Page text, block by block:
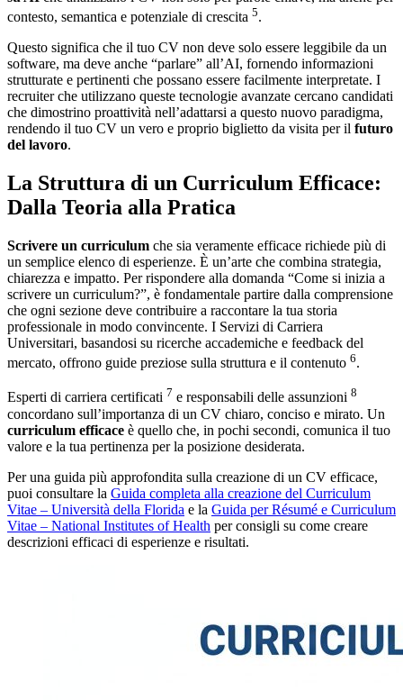
contesto, semantica e potenziale di crescita 5.
Questo significa che il tuo CV non deve solo essere leggibile da un
software, ma deve anche “parlare” all’AI, fornendo informazioni
strutturate e pertinenti che possano essere facilmente interpretate. I
recruiter che utilizzano queste tecnologie avanzate cercano candidati
che dimostrino proattività nell’adattarsi a questo nuovo paradigma,
rendendo il tuo CV un vero e proprio biglietto da visita per il futuro
del lavoro.
La Struttura di un Curriculum Efficace:
Dalla Teoria alla Pratica
Scrivere un curriculum che sia veramente efficace richiede più di
un semplice elenco di esperienze. È un’arte che combina strategia,
chiarezza e impatto. Per rispondere alla domanda “Come si inizia a
scrivere un curriculum?”, è fondamentale partire dalla comprensione
che ogni sezione deve contribuire a raccontare la tua storia
professionale in modo convincente. I Servizi di Carriera
Universitari, basandosi su ricerche accademiche e feedback del
mercato, offrono guide preziose sulla struttura e il contenuto 6.
Esperti di carriera certificati 7 e responsabili delle assunzioni 8
concordano sull’importanza di un CV chiaro, conciso e mirato. Un
curriculum efficace è quello che, in pochi secondi, comunica il tuo
valore e la tua pertinenza per la posizione desiderata.
Per una guida più approfondita sulla creazione di un CV efficace,
puoi consultare la Guida completa alla creazione del Curriculum
Vitae – Università della Florida e la Guida per Résumé e Curriculum
Vitae – National Institutes of Health per consigli su come creare
descrizioni efficaci di esperienze e risultati.